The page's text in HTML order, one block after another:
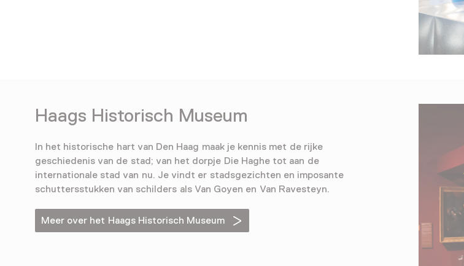
Haags Historisch Museum
In het historische hart van Den Haag maak je kennis met de rijke
geschiedenis van de stad; van het dorpje Die Haghe tot aan de
internationale stad van nu. Je vindt er stadsgezichten en imposante
schuttersstukken van schilders als Van Goyen en Van Ravesteyn.
Meer over het Haags Historisch Museum